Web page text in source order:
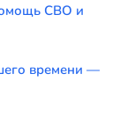
СВО и
времени —